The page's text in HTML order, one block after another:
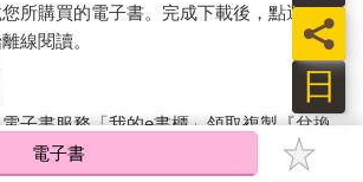
，我將說明：遵循簡單規則的系統如何表現
由討論鐘擺運動及介紹由嘗試預測天氣而發
明這類數學模型如何呈現許多過程的運作方
和不確定性
夠呈現和說明結構，而接下來將離開這類
所購買的電子書。完成下載後，點選任一
線閱讀。
子書服務「我的e書櫃」領取複製『兌換
商Readmoo進行兌換。
電子書
日
員